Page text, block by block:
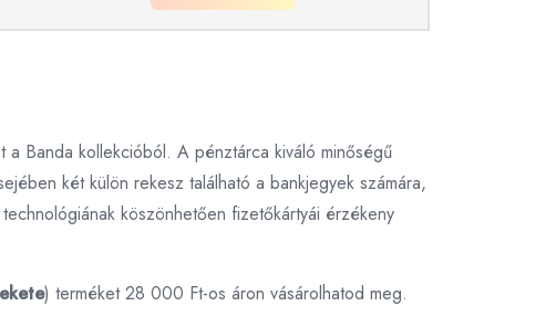
Banda kollekcióból. A pénztárca kiváló minőségű
két külön rekesz található a bankjegyek számára,
köszönhetően fizetőkártyái érzékeny
) terméket 28 000 Ft-os áron vásárolhatod meg.